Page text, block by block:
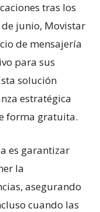
tras los
junio, Movistar
de mensajería
para sus
solución
estratégica
forma gratuita.
es garantizar
la
asegurando
cuando las